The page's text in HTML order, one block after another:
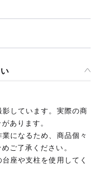
しています。実際の商
あります。
になるため、商品個々
ご了承ください。
座や支柱を使用してく